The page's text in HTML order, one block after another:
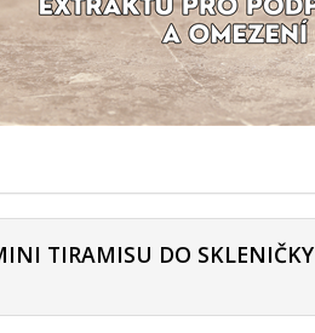
TIRAMISU DO SKLENIČKY